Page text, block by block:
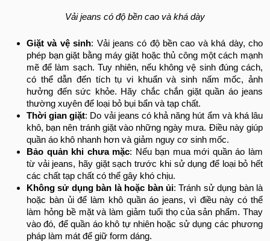
Vải jeans có độ bền cao và khá dày
Giặt và vệ sinh: Vải jeans có độ bền cao và khá dày, cho
phép bạn giặt bằng máy giặt hoặc thủ công một cách mạnh
mẽ để làm sạch. Tuy nhiên, nếu không vệ sinh đúng cách,
có thể dẫn đến tích tụ vi khuẩn và sinh nấm mốc, ảnh
hưởng đến sức khỏe. Hãy chắc chắn giặt quần áo jeans
thường xuyên để loại bỏ bụi bẩn và tạp chất.
Thời gian giặt: Do vải jeans có khả năng hút ẩm và khá lâu
khô, bạn nên tránh giặt vào những ngày mưa. Điều này giúp
quần áo khô nhanh hơn và giảm nguy cơ sinh mốc.
Bảo quản khi chưa mặc: Nếu bạn mua mới quần áo làm
từ vải jeans, hãy giặt sạch trước khi sử dụng để loại bỏ hết
các chất tạp chất có thể gây khó chịu.
Không sử dụng bàn là hoặc bàn ủi: Tránh sử dụng bàn là
hoặc bàn ủi để làm khô quần áo jeans, vì điều này có thể
làm hỏng bề mặt và làm giảm tuổi thọ của sản phẩm. Thay
vào đó, để quần áo khô tự nhiên hoặc sử dụng các phương
pháp làm mát để giữ form dáng.